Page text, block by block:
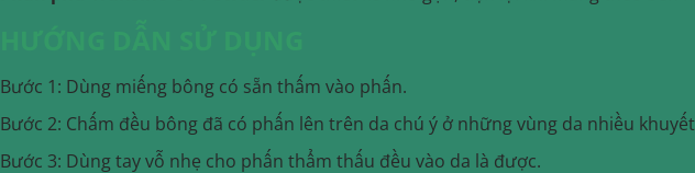
Bước 1: Dùng miếng bông có sẵn thấm vào phấn.
Bước 2: Chấm đều bông đã có phấn lên trên da chú ý ở những vùng da nhiều
Bước 3: Dùng tay vỗ nhẹ cho phấn thẩm thấu đều vào da là được.